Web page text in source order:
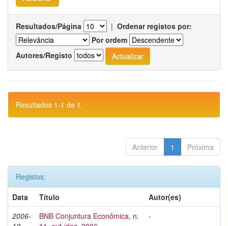
Resultados/Página | Ordenar registos por:
Por ordem
Autores/Registo
Resultados 1-1 de 1.
Anterior 1 Próxima
Registos:
Data
Título
Autor(es)
2006-
BNB Conjuntura Econômica, n.
-